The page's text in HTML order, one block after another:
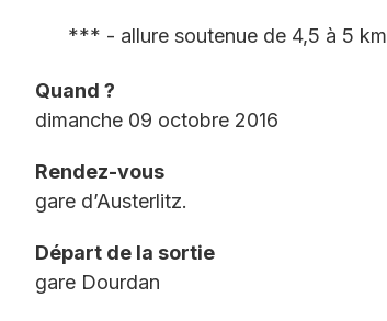
*** - allure soutenue de 4,5 à 5
Quand ?
dimanche 09 octobre 2016
Rendez-vous
gare d’Austerlitz.
Départ de la sortie
gare Dourdan